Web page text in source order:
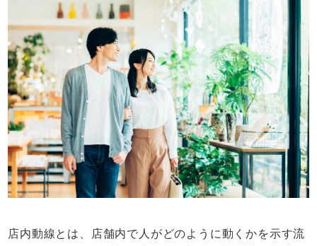
店内動線とは、店舗内で人がどのように動くかを示す流